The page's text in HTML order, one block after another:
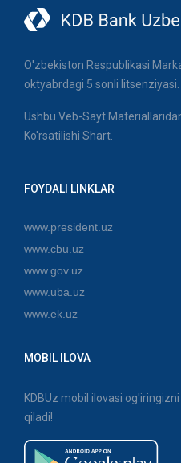
O'zbekiston Respublikasi
oktyabrdagi 5 sonli litsenziyasi.
Ushbu Veb-Sayt
Ko'rsatilishi Shart.
FOYDALI LINKLAR
www.president.uz
www.cbu.uz
www.gov.uz
www.uba.uz
www.ek.uz
MOBIL ILOVA
KDBUz mobil ilovasi
qiladi!